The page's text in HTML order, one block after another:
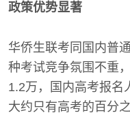
政策优势显著
华侨生联考同国内普
种考试竞争氛围不重
1.2万，国内高考报名
大约只有高考的百分